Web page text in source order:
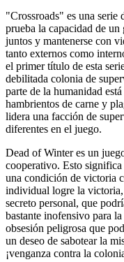
"Crossroads" es una serie
prueba la capacidad de
juntos y mantenerse con
tanto externos como
el primer título de esta
debilitada colonia de
parte de la humanidad
hambrientos de carne y
lidera una facción de
diferentes en el juego.
Dead of Winter es un
cooperativo. Esto
una condición de victoria
individual logre la
secreto personal, que
bastante inofensivo para
obsesión peligrosa que
un deseo de sabotear la
¡venganza contra la